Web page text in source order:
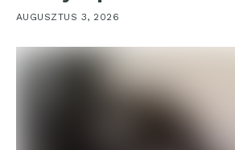
AUGUSZTUS 3, 2026